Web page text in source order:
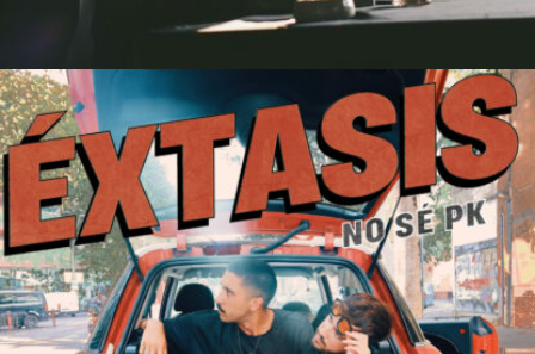
NO SÉ PK